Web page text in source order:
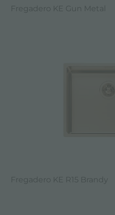
Fregadero KE Gun Metal
Fregadero KE R15 Brandy